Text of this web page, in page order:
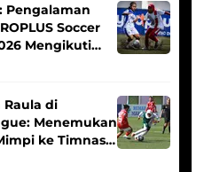
Pengalaman
Soccer
Mengikuti
Putri
Raula di
Menemukan
ke Timnas